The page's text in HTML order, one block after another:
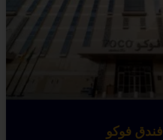
فندق فوكو